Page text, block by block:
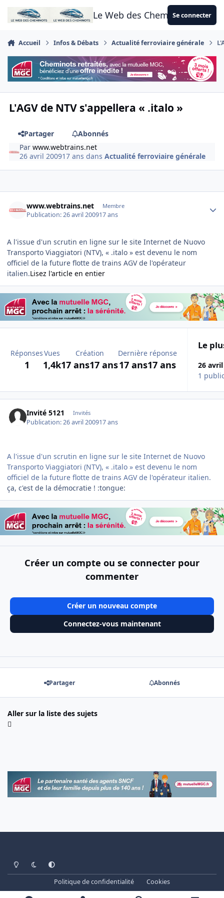
Aller au contenu
Le Web des CheminotsSe connecter
Accueil Infos & Débats Actualité ferroviaire générale
L'AGV de NTV s'appellera « .italo »
Partager
Abonnés
Parwww.webtrains.net
26 avril 200917 ans dansActualité ferroviaire générale
www.webtrains.net Membre
Publication:26 avril 200917 ans
A l'issue d'un scrutin en ligne sur le site Internet de Nuovo
Transporto Viaggiatori (NTV), « .italo » est devenu le nom
officiel de la future flotte de trains AGV de l'opérateur
italien.Lisez l'article en entier
Réponses
1
Vues
1,4k
Création
17 ans17 ans
Dernière réponse
17 ans17 ans
Le
26
1
Invité 5121 Invités
Publication:26 avril 200917 ans
A l'issue d'un scrutin en ligne sur le site Internet de Nuovo
Transporto Viaggiatori (NTV), « .italo » est devenu le nom
officiel de la future flotte de trains AGV de l'opérateur italien.
ça, c'est de la démocratie ! :tongue:
Créer un compte ou se connecter pour
commenter
Créer un nouveau compte
Connectez-vous maintenant
Partager Abonnés
Aller sur la liste des sujets
Light ModeDark ModeSystem Preference
Politique de confidentialité
Cookies
www.cheminots.net - Forum Libre depuis 2003